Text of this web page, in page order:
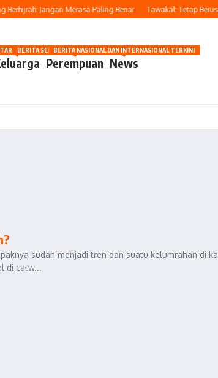
Jangan Merasa Paling Benar Tawakal: Tetap
OTOMOTIF HARI INI
Perempuan
BERITA SEPUTAR KECANTIKAN WANITA
News
BERITA NASIONAL DAN INTERNASIONAL TERKINI
sudah menjadi tren dan suatu kelumrahan di
di catw...